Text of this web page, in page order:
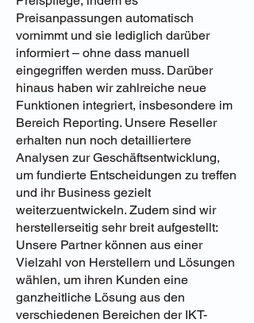
Preisanpassungen automatisch
vornimmt und sie lediglich darüber
informiert – ohne dass manuell
eingegriffen werden muss. Darüber
hinaus haben wir zahlreiche neue
Funktionen integriert, insbesondere im
Bereich Reporting. Unsere Reseller
erhalten nun noch detailliertere
Analysen zur Geschäftsentwicklung,
um fundierte Entscheidungen zu treffen
und ihr Business gezielt
weiterzuentwickeln. Zudem sind wir
herstellerseitig sehr breit aufgestellt:
Unsere Partner können aus einer
Vielzahl von Herstellern und Lösungen
wählen, um ihren Kunden eine
ganzheitliche Lösung aus den
verschiedenen Bereichen der IKT-